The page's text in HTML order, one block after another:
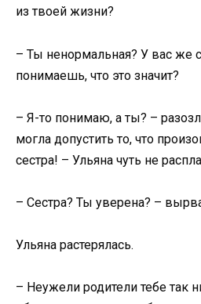
из твоей жизни?
– Ты ненормальная? У вас же
понимаешь, что это значит?
– Я-то понимаю, а ты? –
могла допустить то, что
сестра! – Ульяна чуть не
– Сестра? Ты уверена? –
Ульяна растерялась.
– Неужели родители тебе так